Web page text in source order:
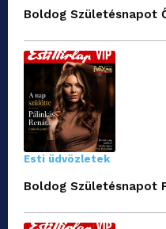
Boldog Születésnapot
Esti üdvözletek
Boldog Születésnapot